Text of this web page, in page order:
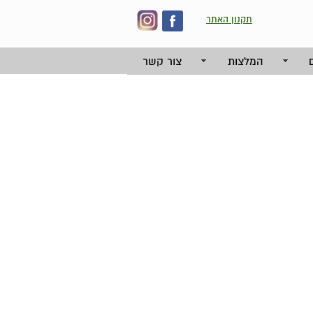
תקנון האתר
המלצות צור קשר